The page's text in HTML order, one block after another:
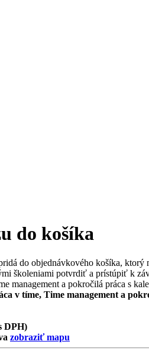
do košíka
do objednávkového košíka,
školeniami potvrdiť a prístúpiť k
v tíme, Time management a
DPH)
zobraziť mapu